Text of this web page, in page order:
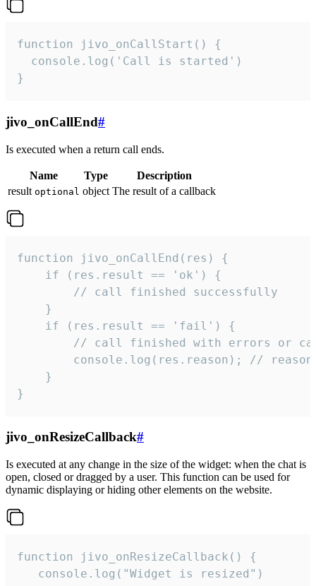
function jivo_onCallStart() {
  console.log('Call is started')
}
jivo_onCallEnd#
Is executed when a return call ends.
Name Type
Description
result optional object The result of a callback
function jivo_onCallEnd(res) {
    if (res.result == 'ok') {
        // call finished successfully
    }
    if (res.result == 'fail') {
// call finished with errors or
console.log(res.reason); //
    }
}
jivo_onResizeCallback#
Is executed at any change in the size of the widget: when the chat is
open, closed or dragged by a user. This function can be used for
dynamic displaying or hiding other elements on the website.
function jivo_onResizeCallback() {
   console.log("Widget is resized")